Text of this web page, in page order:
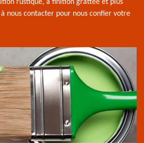
rustique, à finition grattée et plus
à nous contacter pour nous confier votre